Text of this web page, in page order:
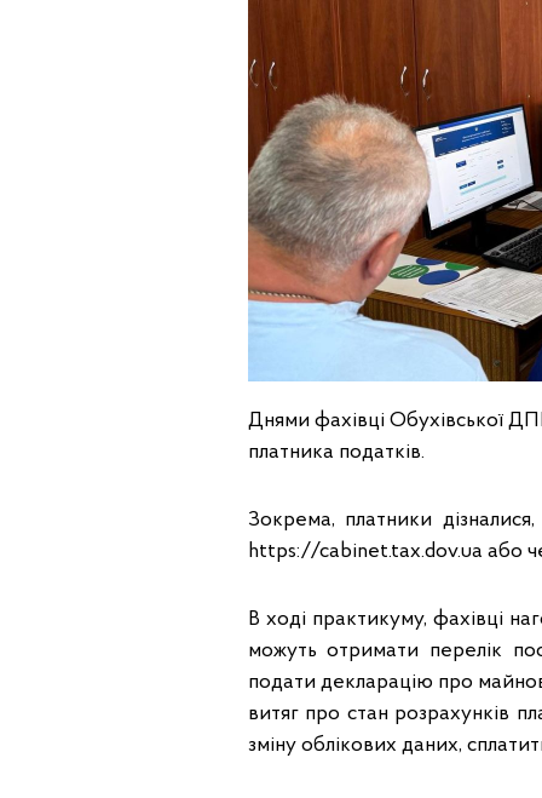
Днями фахівці Обухівської
платника податків.
Зокрема, платники
https://cabinet.tax.dov.ua або
В ході практикуму, фахівці
можуть отримати перелік
подати декларацію про
витяг про стан розрахунків
зміну облікових даних,